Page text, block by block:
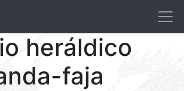
heráldico
faja